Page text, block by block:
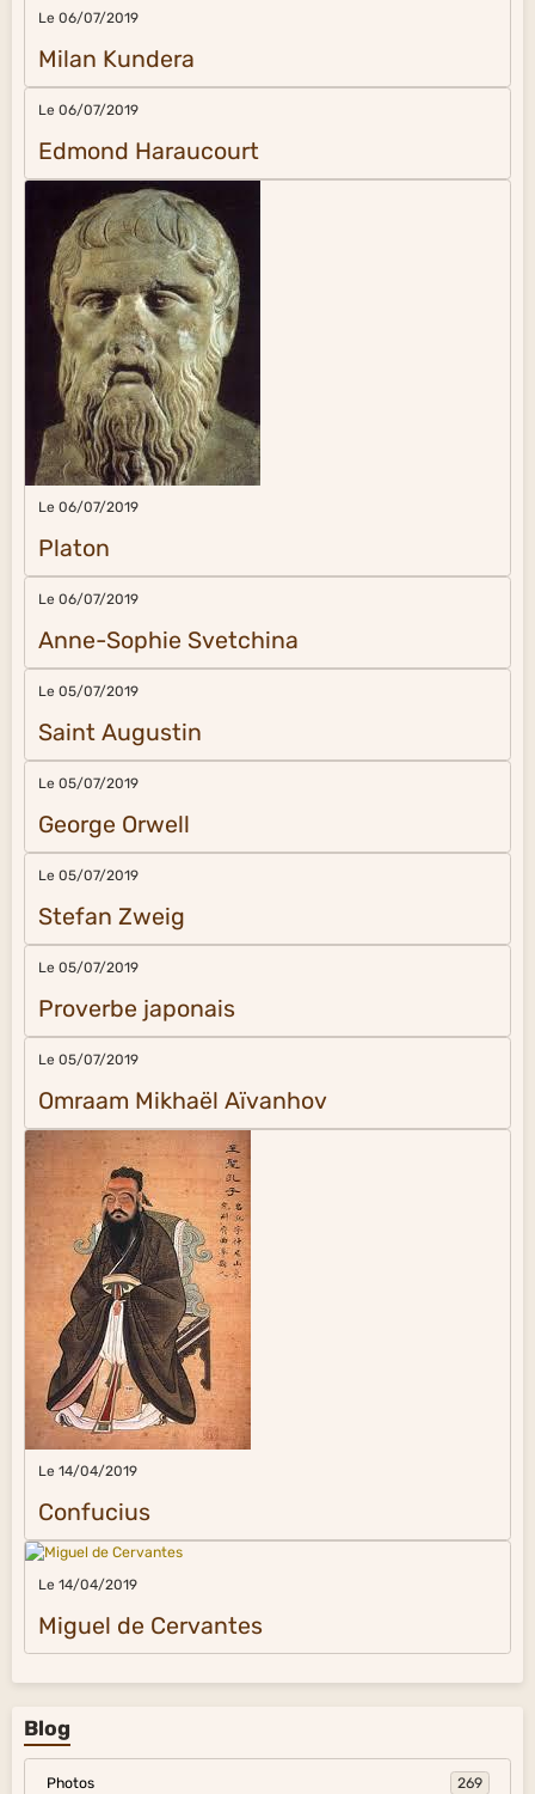
Le 06/07/2019
Milan Kundera
Le 06/07/2019
Edmond Haraucourt
Le 06/07/2019
Platon
Le 06/07/2019
Anne-Sophie Svetchina
Le 05/07/2019
Saint Augustin
Le 05/07/2019
George Orwell
Le 05/07/2019
Stefan Zweig
Le 05/07/2019
Proverbe japonais
Le 05/07/2019
Omraam Mikhaël Aïvanhov
Le 14/04/2019
Confucius
Le 14/04/2019
Miguel de Cervantes
Blog
Photos 269